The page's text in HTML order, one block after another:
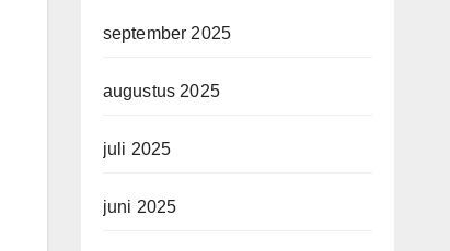
september 2025
augustus 2025
juli 2025
juni 2025